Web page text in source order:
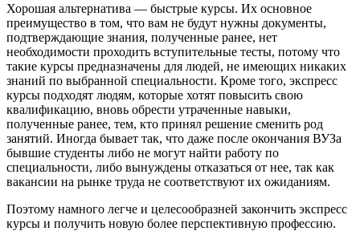
Хорошая альтернатива — быстрые курсы. Их основное
преимущество в том, что вам не будут нужны документы,
подтверждающие знания, полученные ранее, нет
необходимости проходить вступительные тесты, потому что
такие курсы предназначены для людей, не имеющих никаких
знаний по выбранной специальности. Кроме того, экспресс
курсы подходят людям, которые хотят повысить свою
квалификацию, вновь обрести утраченные навыки,
полученные ранее, тем, кто принял решение сменить род
занятий. Иногда бывает так, что даже после окончания ВУЗа
бывшие студенты либо не могут найти работу по
специальности, либо вынуждены отказаться от нее, так как
вакансии на рынке труда не соответствуют их ожиданиям.
Поэтому намного легче и целесообразней закончить экспресс
курсы и получить новую более перспективную профессию.